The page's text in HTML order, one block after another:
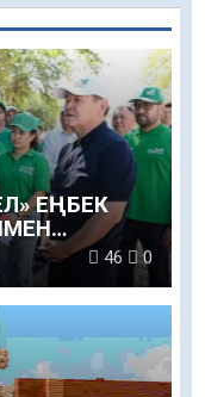
ЕҢБЕК
46 0